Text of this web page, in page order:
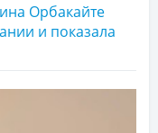
Орбакайте
и показала